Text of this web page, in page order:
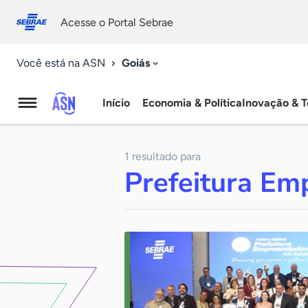
conosco
Acesse o Portal Sebrae
Você está na ASN Goiás
Agência
Notícias
Início Economia & PolíticaInovação &
1 resultado para
Prefeitura